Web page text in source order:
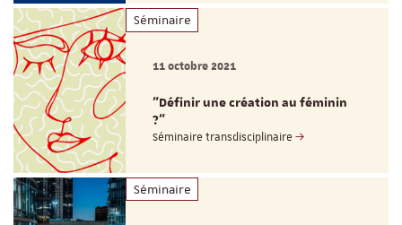
Séminaire
11 octobre 2021
"Définir une création au féminin
?"
Séminaire transdisciplinaire
Séminaire